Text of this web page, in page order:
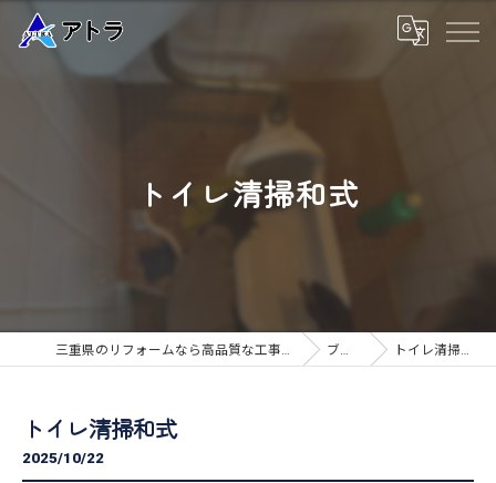
トイレ清掃和式
三重県のリフォームなら高品質な工事のアトラ ブログ トイレ清掃和式
トイレ清掃和式
2025/10/22